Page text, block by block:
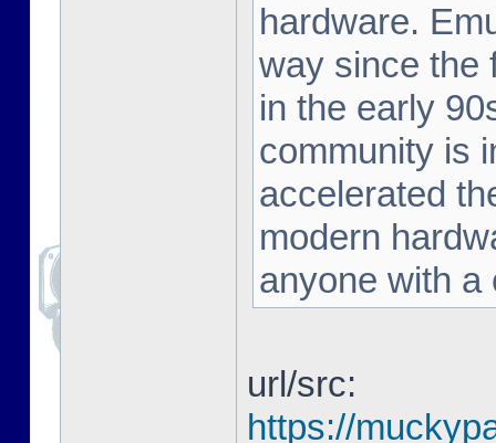
hardware.
way since the
in the early
community is
accelerated
modern
anyone with a
url/src:
https://